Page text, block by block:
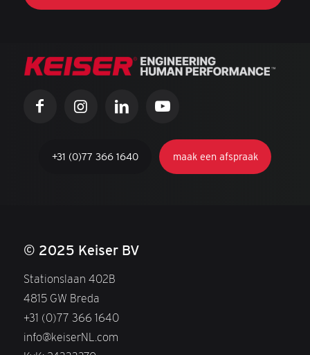
+31 (0)77 366 1640 maak een afspraak
© 2025 Keiser BV
Stationslaan 402B
4815 GW Breda
+31 (0)77 366 1640
info@keiserNL.com